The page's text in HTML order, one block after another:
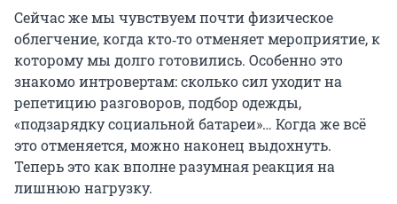
Сейчас же мы чувствуем почти физическое
облегчение, когда кто‑то отменяет мероприятие, к
которому мы долго готовились. Особенно это
знакомо интровертам: сколько сил уходит на
репетицию разговоров, подбор одежды,
«подзарядку социальной батареи»… Когда же всё
это отменяется, можно наконец выдохнуть.
Теперь это как вполне разумная реакция на
лишнюю нагрузку.